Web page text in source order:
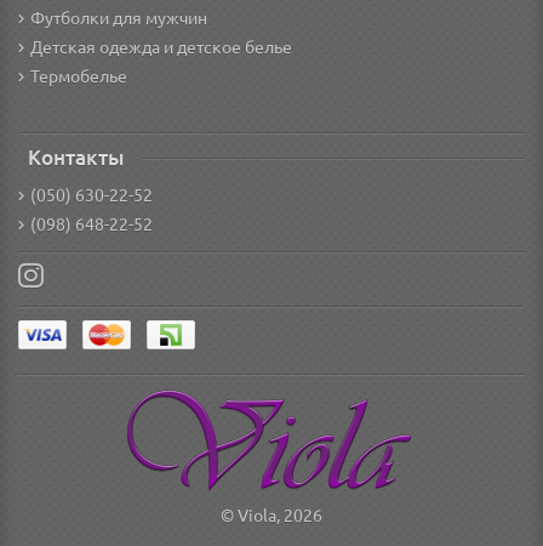
Футболки для мужчин
Детская одежда и детское белье
Термобелье
Контакты
(050) 630-22-52
(098) 648-22-52
© Viola, 2026